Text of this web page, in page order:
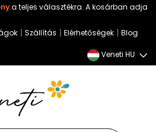
a teljes választékra. A kosárban adja
| Szállítás | Elérhetőségek | Blog
Veneti HU